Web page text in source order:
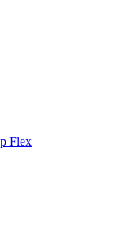
Flex